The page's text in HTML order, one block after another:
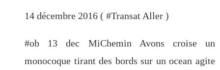
14 décembre 2016 ( #Transat Aller )
#ob 13 dec MiChemin Avons croise un
monocoque tirant des bords sur un ocean agite